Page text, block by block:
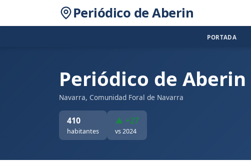
Periódico de Aberin
PORTADA
Periódico de Aberin
Navarra, Comunidad Foral de Navarra
410
habitantes
▲ +27
vs 2024